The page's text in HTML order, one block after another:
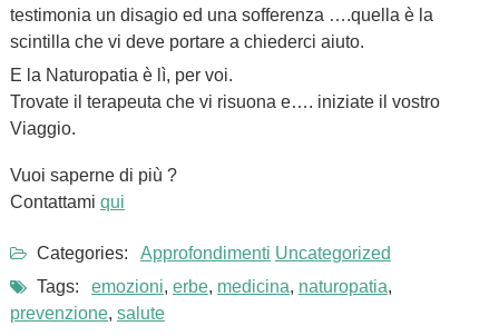
testimonia un disagio ed una sofferenza ….quella è la
scintilla che vi deve portare a chiederci aiuto.
E la Naturopatia è lì, per voi.
Trovate il terapeuta che vi risuona e…. iniziate il vostro
Viaggio.
Vuoi saperne di più ?
Contattami qui
Categories: Approfondimenti Uncategorized
Tags:
emozioni, erbe, medicina, naturopatia,
prevenzione, salute